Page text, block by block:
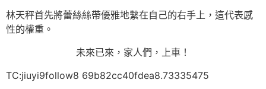
林天秤首先將蕾絲絲帶優雅地繫在自己的右手上，這代表感
性的權重。
未來已來，家人們，上車！
TC:jiuyi9follow8 69b82cc40fdea8.73335475